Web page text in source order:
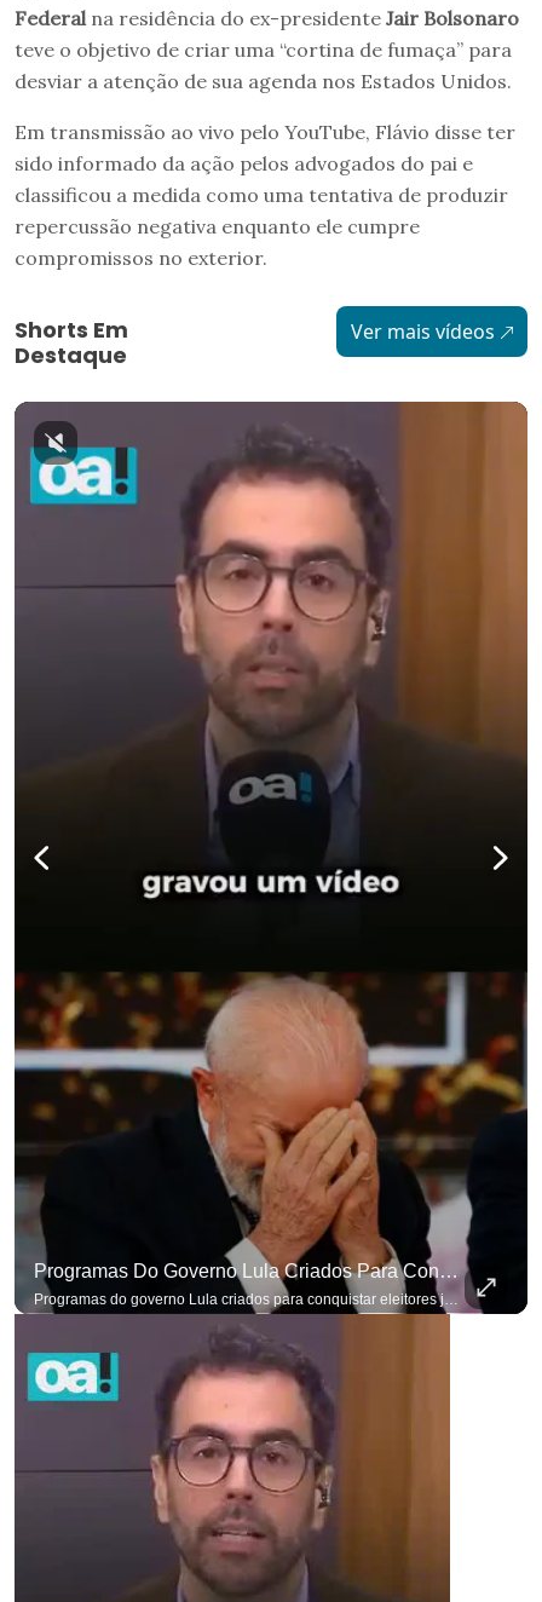
Federal na residência do ex-presidente Jair Bolsonaro
teve o objetivo de criar uma “cortina de fumaça” para
desviar a atenção de sua agenda nos Estados Unidos.
Em transmissão ao vivo pelo YouTube, Flávio disse ter
sido informado da ação pelos advogados do pai e
classificou a medida como uma tentativa de produzir
repercussão negativa enquanto ele cumpre
compromissos no exterior.
Shorts Em
Destaque
Ver mais vídeos
Programas Do Governo Lula Criados Para Conquistar Eleitores Já Não Têm Mais O Mesmo Efeito
Programas do governo Lula criados para conquistar eleitores já não têm o mesmo efeito de campanhas anteriores. #OAntagonista Se você busca informação com credibilidade, inscreva-se agora e ative o
para não perder nenhuma